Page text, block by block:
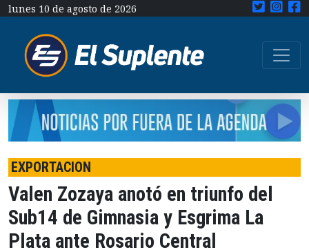
lunes 10 de agosto de 2026
EXPORTACION
Valen Zozaya anotó en triunfo del
Sub14 de Gimnasia y Esgrima La
Plata ante Rosario Central